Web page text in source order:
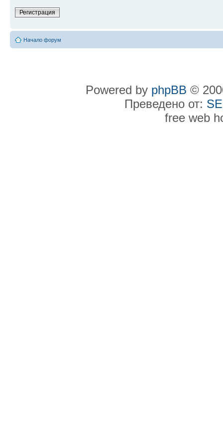
Регистрация
Начало форум
Powered by phpBB ©
Преведено от:
free web